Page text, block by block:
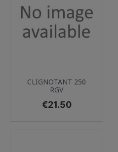
CLIGNOTANT 250
RGV
Price
€21.50